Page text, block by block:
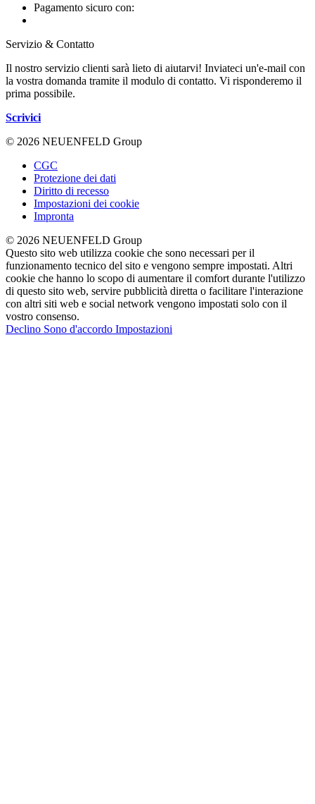
Pagamento sicuro con:
Servizio & Contatto
Il nostro servizio clienti sarà lieto di aiutarvi! Inviateci un'e-mail con
la vostra domanda tramite il modulo di contatto. Vi risponderemo il
prima possibile.
Scrivici
© 2026 NEUENFELD Group
CGC
Protezione dei dati
Diritto di recesso
Impostazioni dei cookie
Impronta
© 2026 NEUENFELD Group
Questo sito web utilizza cookie che sono necessari per il
funzionamento tecnico del sito e vengono sempre impostati. Altri
cookie che hanno lo scopo di aumentare il comfort durante l'utilizzo
di questo sito web, servire pubblicità diretta o facilitare l'interazione
con altri siti web e social network vengono impostati solo con il
vostro consenso.
Declino Sono d'accordo Impostazioni